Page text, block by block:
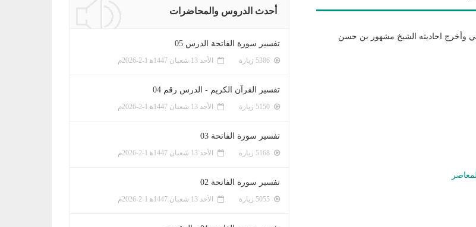
وأخرج احاديثه الشيخ مشهور بن حسن
أحدث الدروس والمحاضرات
تفسير سورة الفاتحة الدرس 05
الأحد 13 شعبان 1447ﻫ 1-2-2026م
تفسير القرآن الكريم - الدرس رقم 04
الأحد 13 شعبان 1447ﻫ 1-2-2026م
تفسير سورة الفاتحة 03
الأحد 13 شعبان 1447ﻫ 1-2-2026م
تفسير سورة الفاتحة 02
الأحد 13 شعبان 1447ﻫ 1-2-2026م